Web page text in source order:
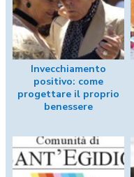
Invecchiamento
positivo: come
progettare il proprio
benessere